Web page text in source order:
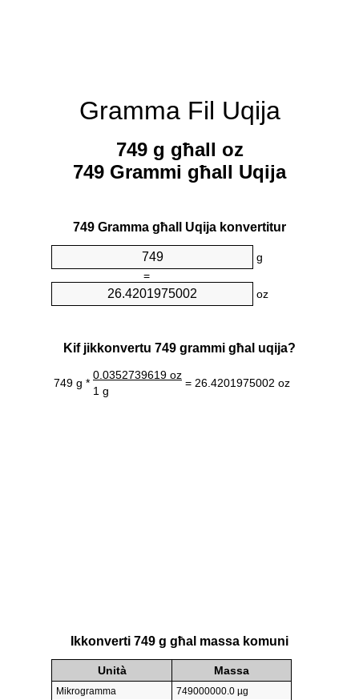
Gramma Fil Uqija
749 g għall oz
749 Grammi għall Uqija
749 Gramma għall Uqija konvertitur
g
=
oz
Kif jikkonvertu 749 grammi għal uqija?
749 g *
0.0352739619 oz
= 26.4201975002 oz
1 g
Ikkonverti 749 g għal massa komuni
Unità Massa
Mikrogramma
749000000.0 µg